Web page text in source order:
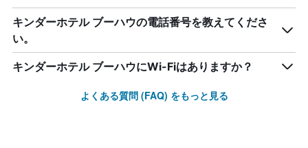
キンダーホテル ブーハウの電話番号を教えてくださ
い。
キンダーホテル ブーハウにWi-Fiはありますか？
よくある質問 (FAQ) をもっと見る